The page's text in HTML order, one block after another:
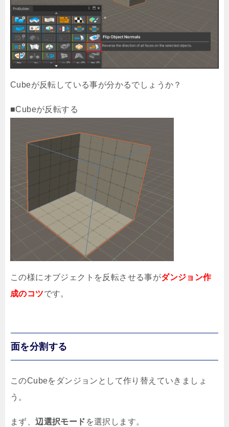
Cubeが反転している事が分かるでしょうか？
■Cubeが反転する
この様にオブジェクトを反転させる事がダンジョン作
成のコツです。
面を分割する
このCubeをダンジョンとして作り替えていきましょ
う。
まず、辺選択モード を選択します。